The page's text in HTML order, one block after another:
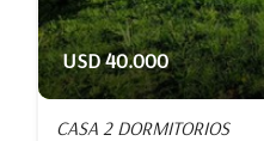
USD 40.000
CASA 2 DORMITORIOS